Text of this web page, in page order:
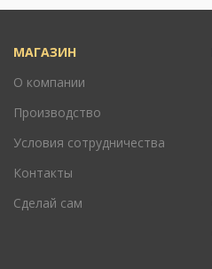
МАГАЗИН
О компании
Производство
Условия сотрудничества
Контакты
Сделай сам